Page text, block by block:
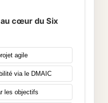
cœur du Six
agile
via le DMAIC
les objectifs